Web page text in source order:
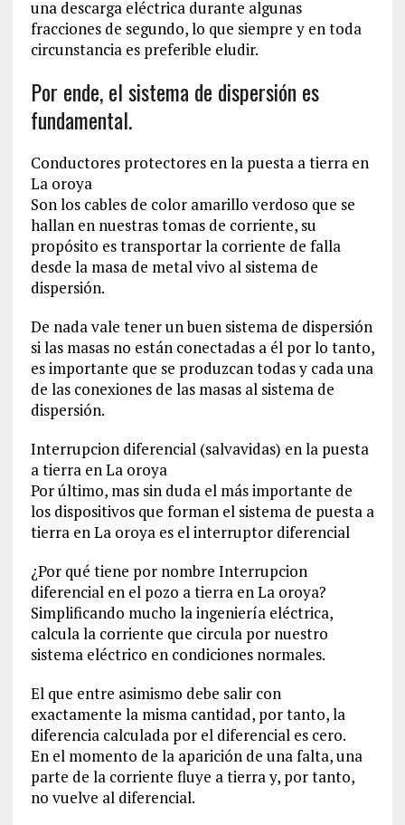
una descarga eléctrica durante algunas
fracciones de segundo, lo que siempre y en toda
circunstancia es preferible eludir.
Por ende, el sistema de dispersión es
fundamental.
Conductores protectores en la puesta a tierra en
La oroya
Son los cables de color amarillo verdoso que se
hallan en nuestras tomas de corriente, su
propósito es transportar la corriente de falla
desde la masa de metal vivo al sistema de
dispersión.
De nada vale tener un buen sistema de dispersión
si las masas no están conectadas a él por lo tanto,
es importante que se produzcan todas y cada una
de las conexiones de las masas al sistema de
dispersión.
Interrupcion diferencial (salvavidas) en la puesta
a tierra en La oroya
Por último, mas sin duda el más importante de
los dispositivos que forman el sistema de puesta a
tierra en La oroya es el interruptor diferencial
¿Por qué tiene por nombre Interrupcion
diferencial en el pozo a tierra en La oroya?
Simplificando mucho la ingeniería eléctrica,
calcula la corriente que circula por nuestro
sistema eléctrico en condiciones normales.
El que entre asimismo debe salir con
exactamente la misma cantidad, por tanto, la
diferencia calculada por el diferencial es cero.
En el momento de la aparición de una falta, una
parte de la corriente fluye a tierra y, por tanto,
no vuelve al diferencial.